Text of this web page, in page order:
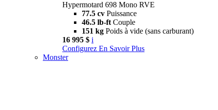
Hypermotard 698 Mono RVE
77.5 cv Puissance
46.5 lb-ft Couple
151 kg Poids à vide (sans carburant)
16 995 $ i
Configurez En Savoir Plus
Monster